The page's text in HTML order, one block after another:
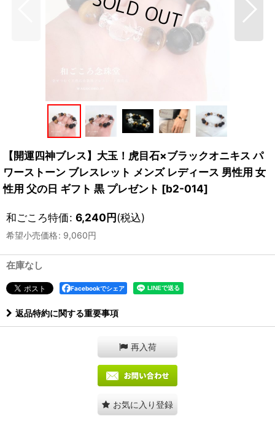
【開運四神ブレス】大玉！虎目石×ブラックオニキス パ
ワーストーン ブレスレット メンズ レディース 男性用 女
性用 父の日 ギフト 黒 プレゼント [b2-014]
和ごころ特価: 6,240円(税込)
希望小売価格: 9,060円
在庫なし
Facebookでシェア
返品特約に関する重要事項
再入荷
お気に入り登録